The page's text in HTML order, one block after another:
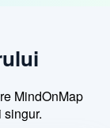
MindOnMap
singur.